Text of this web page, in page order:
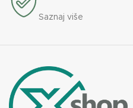
Saznaj više